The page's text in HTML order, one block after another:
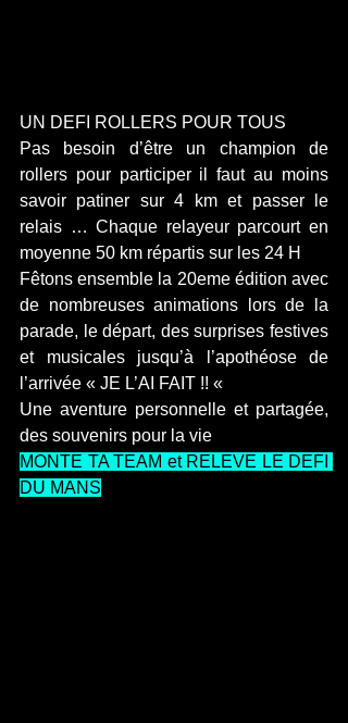
UN DEFI ROLLERS POUR TOUS
Pas besoin d’être un champion de
rollers pour participer il faut au moins
savoir patiner sur 4 km et passer le
relais … Chaque relayeur parcourt en
moyenne 50 km répartis sur les 24 H
Fêtons ensemble la 20eme édition avec
de nombreuses animations lors de la
parade, le départ, des surprises festives
et musicales jusqu’à l’apothéose de
l’arrivée « JE L’AI FAIT !! «
Une aventure personnelle et partagée,
des souvenirs pour la vie
MONTE TA TEAM et RELEVE LE DEFI
DU MANS